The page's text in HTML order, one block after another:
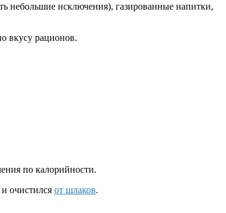
небольшие исключения), газированные напитки,
вкусу рационов.
по калорийности.
очистился от шлаков.